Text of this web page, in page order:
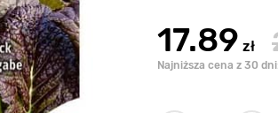
17.89 zł
Najniższa cena z 30